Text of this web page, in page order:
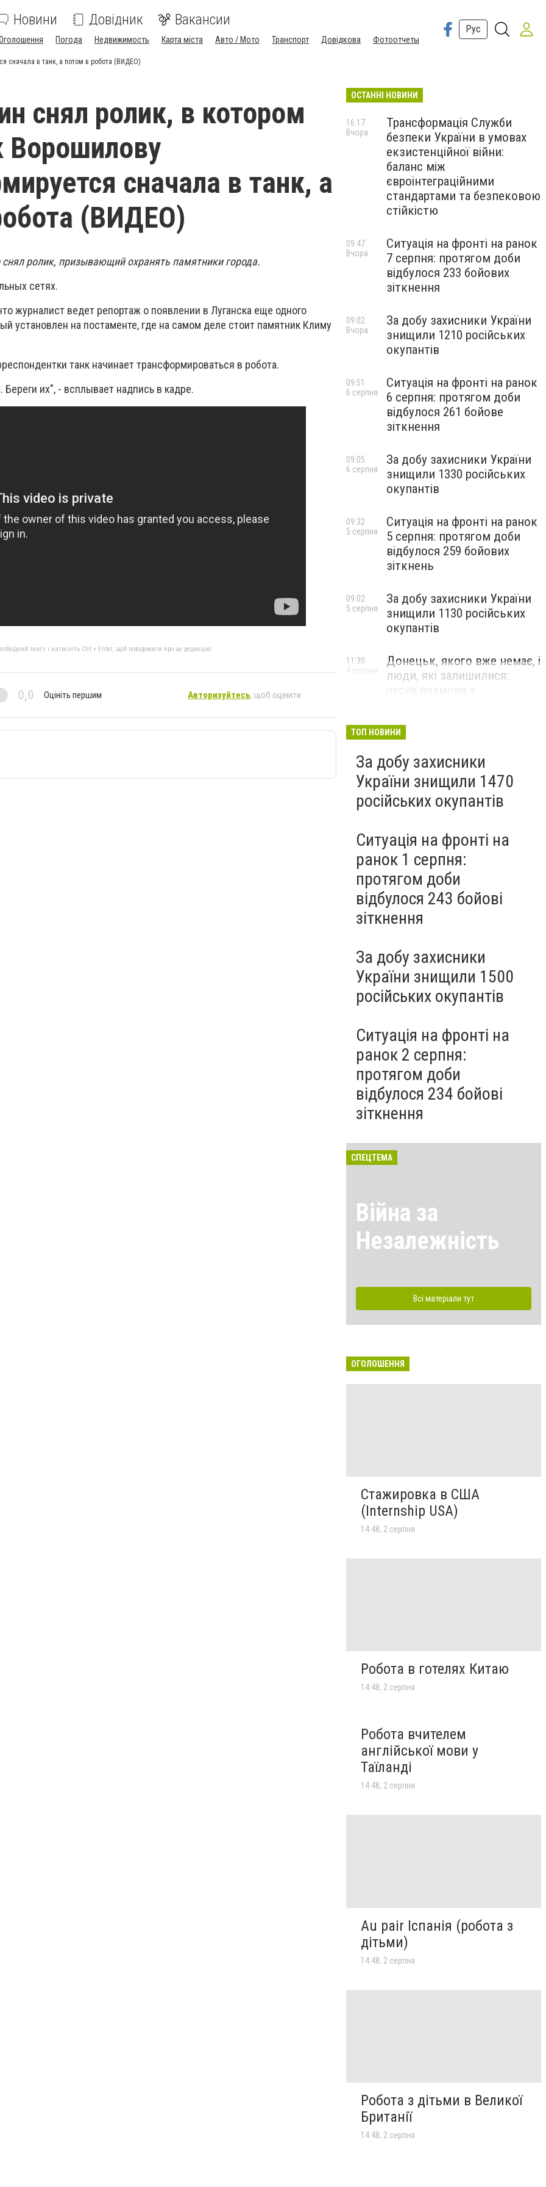
Новини Довідник Вакансии
Погода Недвижимость Карта міста Авто / Мото Транспорт Довідкова Фотоотчеты
Рус
сначала в танк, а потом в робота (ВИДЕО)
снял ролик, в котором
Ворошилову
сначала в танк, а
(ВИДЕО)
ролик, призывающий охранять памятники города.
сетях.
журналист ведет репортаж о появлении в Луганска еще одного
установлен на постаменте, где на самом деле стоит памятник Климу
танк начинает трансформироваться в робота.
их", - всплывает надпись в кадре.
текст і натисніть Ctrl + Enter, щоб повідомити про це редакцію
0,0 Оцініть першим Авторизуйтесь, щоб оцінити
ОСТАННІ НОВИНИ
Трансформація Служби
безпеки України в умовах
екзистенційної війни:
баланс між
євроінтеграційними
стандартами та безпековою
стійкістю
16:17
Вчора
Ситуація на фронті на ранок
7 серпня: протягом доби
відбулося 233 бойових
зіткнення
09:47
Вчора
За добу захисники України
знищили 1210 російських
окупантів
09:02
Вчора
Ситуація на фронті на ранок
6 серпня: протягом доби
відбулося 261 бойове
зіткнення
09:51
6 серпня
За добу захисники України
знищили 1330 російських
окупантів
09:05
6 серпня
Ситуація на фронті на ранок
5 серпня: протягом доби
відбулося 259 бойових
зіткнень
09:32
5 серпня
За добу захисники України
знищили 1130 російських
окупантів
09:02
5 серпня
Донецьк, якого вже немає, і
люди, які залишилися:
11:30
4 серпня
ТОП НОВИНИ
За добу захисники
України знищили 1470
російських окупантів
Ситуація на фронті на
ранок 1 серпня:
протягом доби
відбулося 243 бойові
зіткнення
За добу захисники
України знищили 1500
російських окупантів
Ситуація на фронті на
ранок 2 серпня:
протягом доби
відбулося 234 бойові
зіткнення
СПЕЦТЕМА
Війна за
Незалежність
Всі матеріали тут
ОГОЛОШЕННЯ
Стажировка в США
(Internship USA)
14:48, 2 серпня
Робота в готелях Китаю
14:48, 2 серпня
Робота вчителем
англійської мови у
Таїланді
14:48, 2 серпня
Au pair Іспанія (робота з
дітьми)
14:48, 2 серпня
Робота з дітьми в Великої
Британії
14:48, 2 серпня